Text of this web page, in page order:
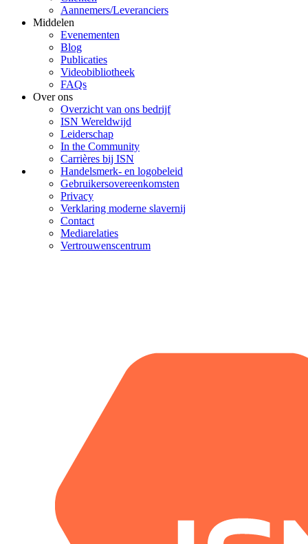
Aannemers/Leveranciers
Middelen
Evenementen
Blog
Publicaties
Videobibliotheek
FAQs
Over ons
Overzicht van ons bedrijf
ISN Wereldwijd
Leiderschap
In the Community
Carrières bij ISN
Handelsmerk- en logobeleid
Gebruikersovereenkomsten
Privacy
Verklaring moderne slavernij
Contact
Mediarelaties
Vertrouwenscentrum